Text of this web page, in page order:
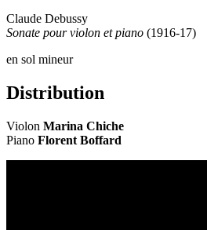
Claude Debussy
Sonate pour violon et piano (1916-17)
en sol mineur
Distribution
Violon Marina Chiche
Piano Florent Boffard